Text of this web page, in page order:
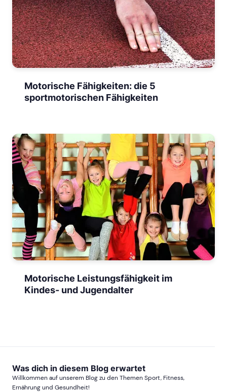
Motorische Fähigkeiten: die 5
sportmotorischen Fähigkeiten
Motorische Leistungsfähigkeit im
Kindes- und Jugendalter
Was dich in diesem Blog erwartet
Willkommen auf unserem Blog zu den Themen Sport, Fitness,
Ernährung und Gesundheit!